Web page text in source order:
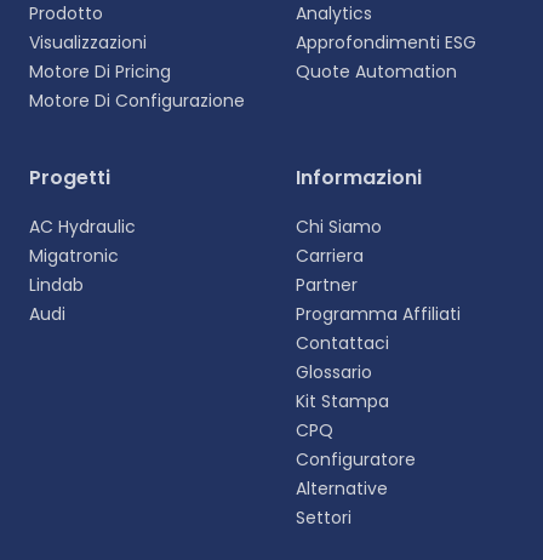
Selezionare la lingua
un'esperienza più personalizzata.
Prodotto
Visualizzazioni
Motore Di Pricing
Motore Di Configurazione
Analytics
Approfondimenti ESG
Quote Automation
Progetti
AC Hydraulic
Migatronic
Lindab
Audi
Informazioni
Chi Siamo
Carriera
Partner
Programma Affiliati
Contattaci
Glossario
Kit Stampa
CPQ
Configuratore
Alternative
Settori